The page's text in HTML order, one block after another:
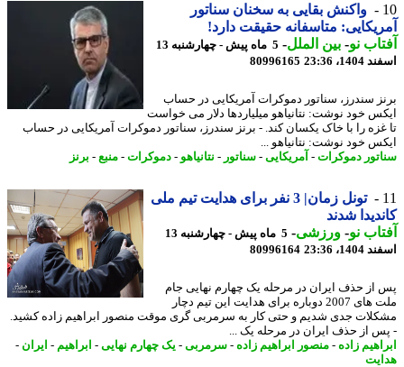
واکنش بقایی به سخنان سناتور
متاسفانه حقیقت دارد!
نو- بین الملل-
5 ماه پیش - چهارشنبه 13
23:36
80996165
سندرز، سناتور دموکرات آمریکایی در حساب
خود نوشت: نتانیاهو میلیاردها دلار می خواست
را با خاک یکسان کند. - برنز سندرز، سناتور دموکرات آمریکایی در حساب
خود نوشت: نتانیاهو ...
دموکرات- آمریکایی-سناتور-نتانیاهو-دموکرات- منبع -برنز
تونل زمان| 3 نفر برای هدایت تیم ملی
شدند
نو- ورزشی-
5 ماه پیش - چهارشنبه 13
23:36
80996164
حذف ایران در مرحله یک چهارم نهایی جام
ملت های 2007 دوباره برای هدایت این تیم دچار
جدی شدیم و حتی کار به سرمربی گری موقت منصور ابراهیم زاده کشید.
از حذف ایران در مرحله یک ...
زاده - منصور ابراهیم زاده - سرمربی- یک چهارم نهایی-ابراهیم -ایران -